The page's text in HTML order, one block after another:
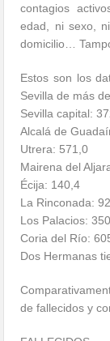
contagios
edad, ni sexo,
domicilio…
Estos son los
Sevilla de más
Sevilla capital:
Alcalá de
Utrera: 571,0
Mairena del
Écija: 140,4
La Rinconada:
Los Palacios:
Coria del Río:
Dos Hermanas
de fallecidos y